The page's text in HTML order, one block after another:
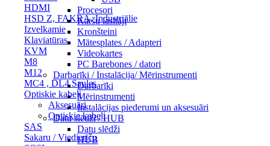
HDMI
HSD Z, FAKRA, Industriālie
Izvelkamie
Klaviatūras
KVM
M8
M12
MC4 , DL4 Saules
Optiskie kabeļi
Aksesuāri
Optiskie kabeļi
SAS
Sakaru / Viedierīču
Procesori
Karšu lasītāji
Kronšteini
Mātesplates / Adapteri
Videokartes
PC Barebones / datori
Darbarīki / Instalācija/ Mērinstrumenti
Darbarīki
Mērinstrumenti
Instalācijas piederumi un aksesuāri
Datu slēdži / HUB
Datu slēdži
HUB